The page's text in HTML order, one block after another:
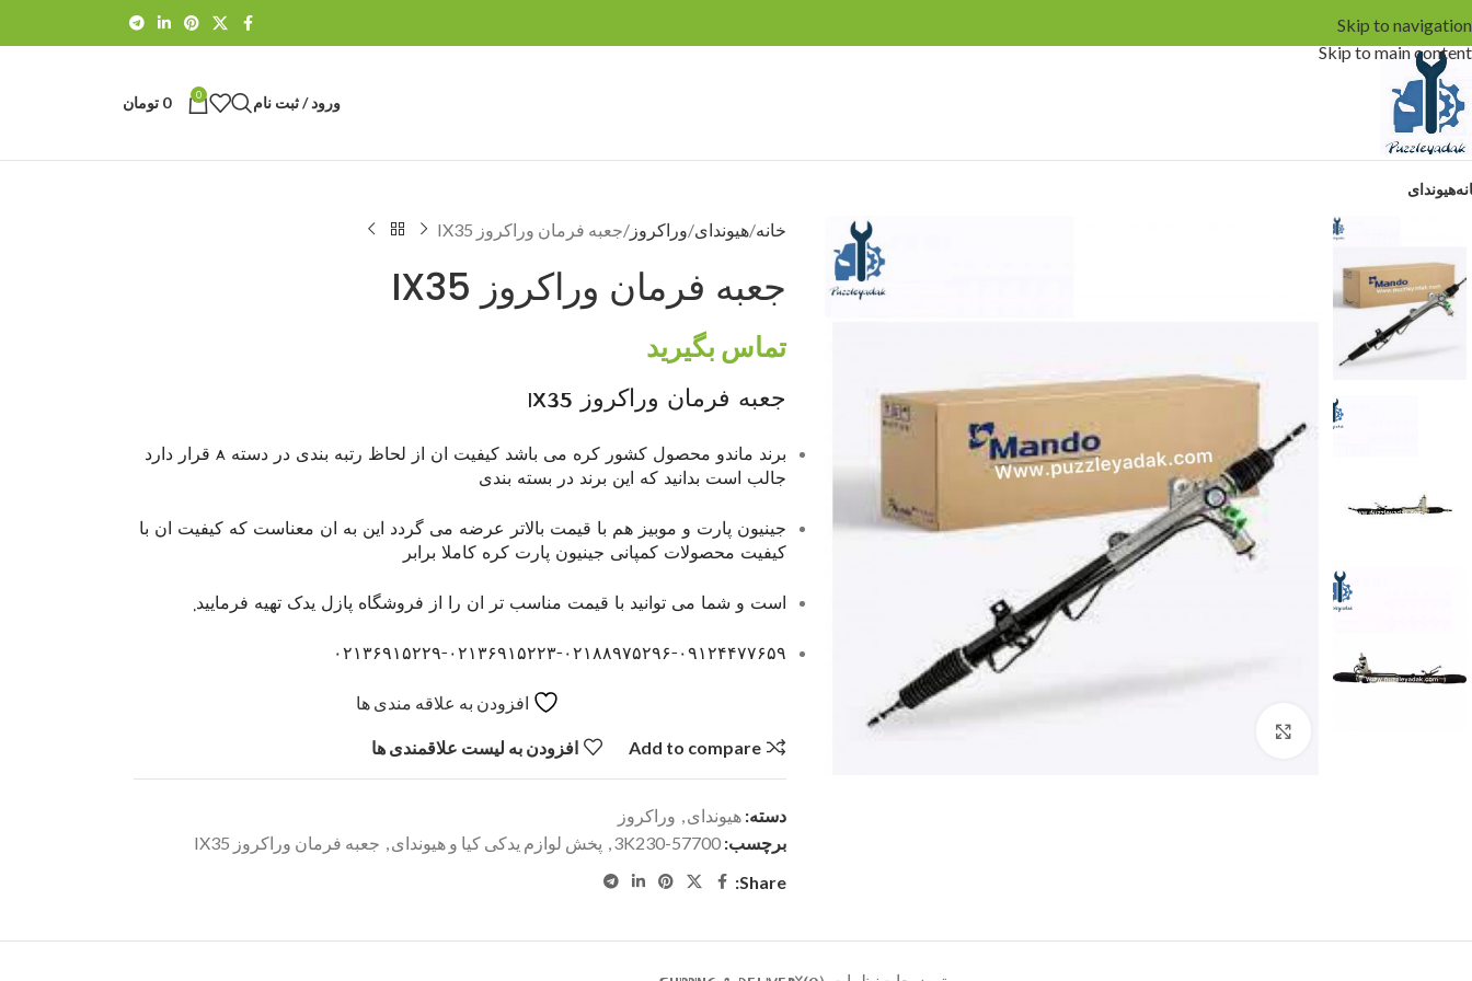
Skip to navigation
Skip to main content
ورود / ثبت نام 0
0 تومان
هیوندای
خانه هیوندای وراکروز جعبه فرمان وراکروز IX35
جعبه فرمان وراکروز IX35
تماس بگیرید
جعبه فرمان وراکروز IX35
برند ماندو محصول کشور کره می باشد کیفیت ان از لحاظ رتبه بندی در دسته A قرار دارد
جالب است بدانید که این برند در بسته بندی
جینیون پارت و موبیز هم با قیمت بالاتر عرضه می گردد این به ان معناست که کیفیت ان با
کیفیت محصولات کمپانی جینیون پارت کره کاملا برابر
است و شما می توانید با قیمت مناسب تر ان را از فروشگاه پازل یدک تهیه فرمایید.
۰۲۱۳۶۹۱۵۲۲۹-۰۲۱۳۶۹۱۵۲۲۳-۰۲۱۸۸۹۷۵۲۹۶-۰۹۱۲۴۴۷۷۶۵۹
افزودن به علاقه مندی ها
Add to compare افزودن به لیست علاقمندی ها
دسته: هیوندای, وراکروز
برچسب: 57700-3K230
, پخش لوازم یدکی کیا و هیوندای, جعبه فرمان وراکروز IX35
Share: